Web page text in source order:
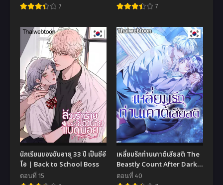
7 7
นักเรียนของฉันอายุ 33 ปี เป็นซีอี
โอ | Back to School Boss
ตอนที่ 15
เหลี่ยมรักท่านเคาต์เสียสติ The
Beastly Count After Dark
(R+)
ตอนที่ 40